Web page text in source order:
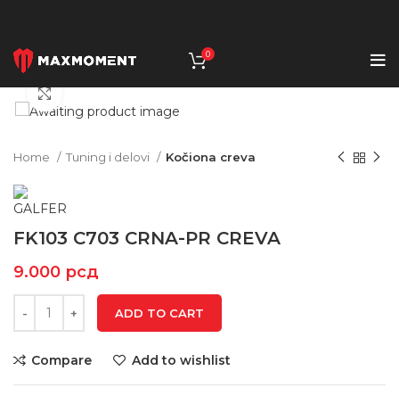
0
Home Tuning i delovi Kočiona creva
FK103 C703 CRNA-PR CREVA
9.000 рсд
ADD TO CART
Compare Add to wishlist